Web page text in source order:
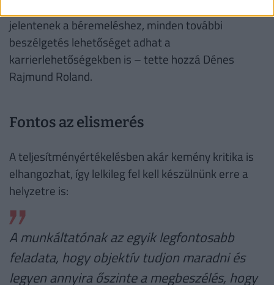
jelentenek a béremeléshez, minden további
beszélgetés lehetőséget adhat a
karrierlehetőségekben is – tette hozzá Dénes
Rajmund Roland.
Fontos az elismerés
A teljesítményértékelésben akár kemény kritika is
elhangozhat, így lelkileg fel kell készülnünk erre a
helyzetre is:
A munkáltatónak az egyik legfontosabb
feladata, hogy objektív tudjon maradni és
legyen annyira őszinte a megbeszélés, hogy